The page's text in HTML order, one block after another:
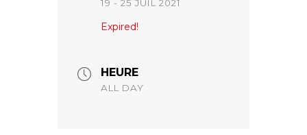
19 - 25 JUIL 2021
Expired!
HEURE
ALL DAY